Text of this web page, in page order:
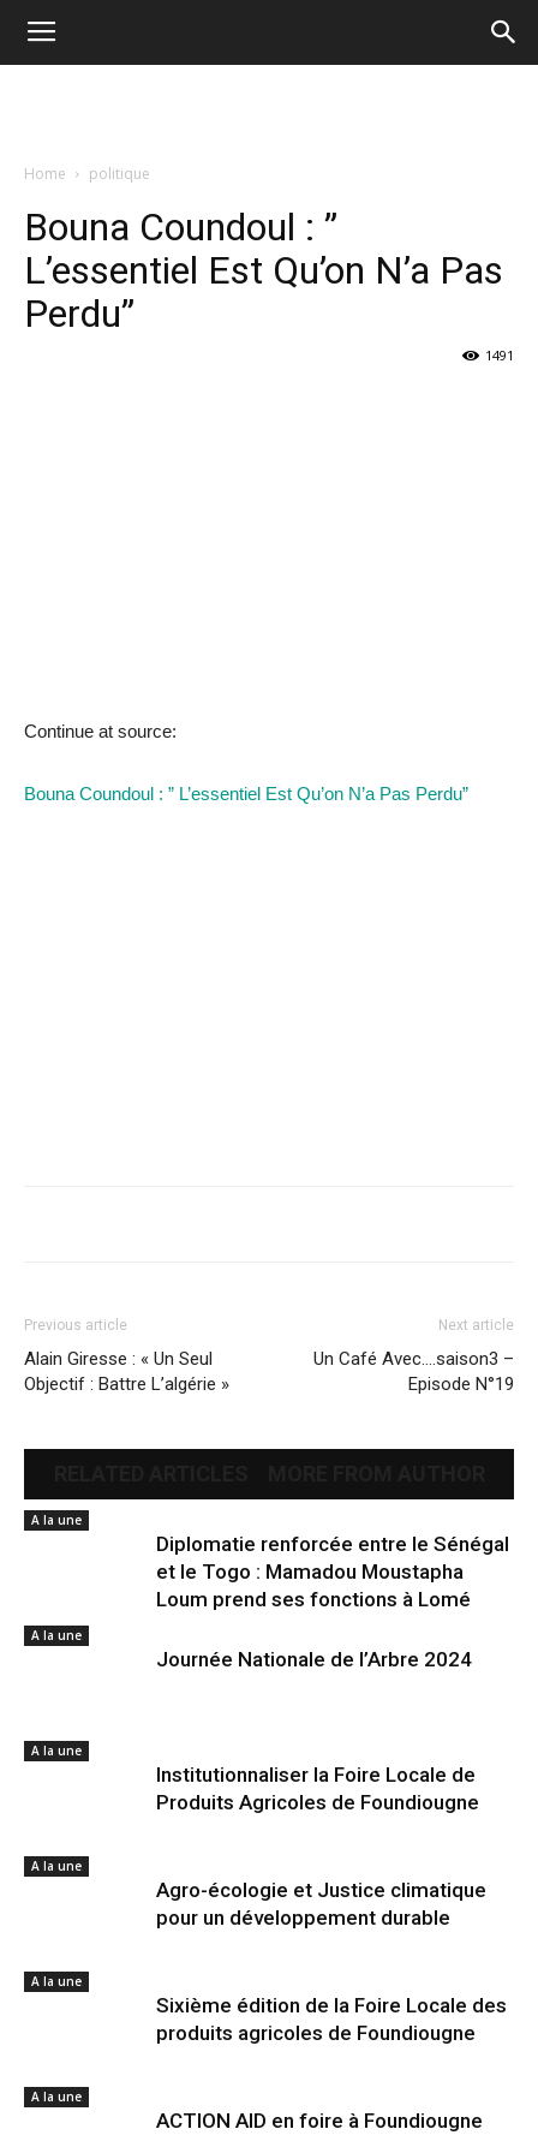
Home politique
Bouna Coundoul : ”
L’essentiel Est Qu’on N’a Pas
Perdu”
1491
Continue at source:
Bouna Coundoul : ” L’essentiel Est Qu’on N’a Pas Perdu”
Previous article
Alain Giresse : « Un Seul
Objectif : Battre L’algérie »
Next article
Un Café Avec….saison3 –
Episode N°19
A la une
Diplomatie renforcée entre le Sénégal
et le Togo : Mamadou Moustapha
Loum prend ses fonctions à Lomé
A la une
Journée Nationale de l’Arbre 2024
A la une
Institutionnaliser la Foire Locale de
Produits Agricoles de Foundiougne
A la une
Agro-écologie et Justice climatique
pour un développement durable
A la une
Sixième édition de la Foire Locale des
produits agricoles de Foundiougne
A la une
ACTION AID en foire à Foundiougne